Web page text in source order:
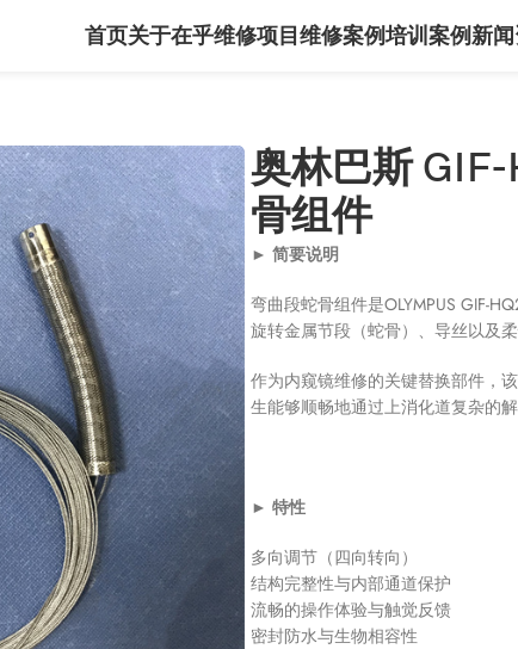
首页关于在乎维修项目 维修案例培训案例新
奥林巴斯
骨组件
► 简要说明
弯曲段蛇骨组件是OLYMPUS GIF-
旋转金属节段（蛇骨）、导丝以及柔
作为内窥镜维修的关键替换部件，
生能够顺畅地通过上消化道复杂的
► 特性
多向调节（四向转向）
结构完整性与内部通道保护
流畅的操作体验与触觉反馈
密封防水与生物相容性